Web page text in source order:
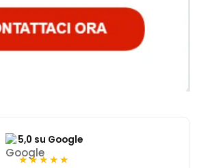
5,0 su Google
★★★★★